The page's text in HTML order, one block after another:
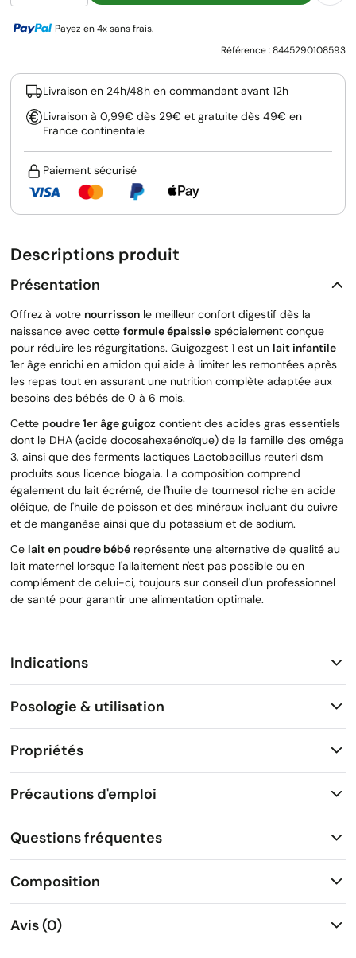
Payez en 4x sans frais.
Référence :8445290108593
Livraison en 24h/48h en commandant avant 12h
Livraison à 0,99€ dès 29€ et gratuite dès 49€ en
France continentale
Paiement sécurisé
Descriptions produit
Présentation
Offrez à votre nourrisson le meilleur confort digestif dès la
naissance avec cette formule épaissie spécialement conçue
pour réduire les régurgitations. Guigozgest 1 est un lait infantile
1er âge enrichi en amidon qui aide à limiter les remontées après
les repas tout en assurant une nutrition complète adaptée aux
besoins des bébés de 0 à 6 mois.
Cette poudre 1er âge guigoz contient des acides gras essentiels
dont le DHA (acide docosahexaénoïque) de la famille des oméga
3, ainsi que des ferments lactiques Lactobacillus reuteri dsm
produits sous licence biogaia. La composition comprend
également du lait écrémé, de l'huile de tournesol riche en acide
oléique, de l'huile de poisson et des minéraux incluant du cuivre
et de manganèse ainsi que du potassium et de sodium.
Ce lait en poudre bébé représente une alternative de qualité au
lait maternel lorsque l'allaitement n'est pas possible ou en
complément de celui-ci, toujours sur conseil d'un professionnel
de santé pour garantir une alimentation optimale.
Indications
Posologie & utilisation
Propriétés
Précautions d'emploi
Questions fréquentes
Composition
Avis (0)